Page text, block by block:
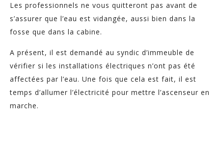
Les professionnels ne vous quitteront pas avant de
s’assurer que l’eau est vidangée, aussi bien dans la
fosse que dans la cabine.
A présent, il est demandé au syndic d’immeuble de
vérifier si les installations électriques n’ont pas été
affectées par l’eau. Une fois que cela est fait, il est
temps d’allumer l’électricité pour mettre l’ascenseur en
marche.